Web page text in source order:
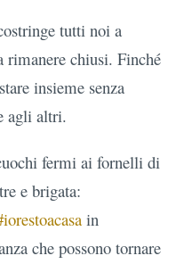
tutti noi a
rimanere chiusi. Finché
insieme senza
agli altri.
fermi ai fornelli di
e brigata:
in
che possono tornare